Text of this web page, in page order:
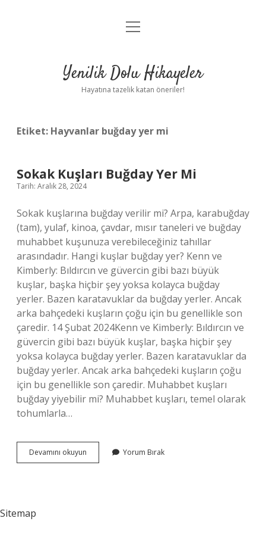
Anasayfa
Yasal Uyarı
menüyü
Yenilik Dolu Hikayeler
Hayatına tazelik katan öneriler!
Etiket: Hayvanlar buğday yer mi
Sokak Kuşları Buğday Yer Mi
Tarih: Aralık 28, 2024
Sokak kuşlarına buğday verilir mi? Arpa, karabuğday
(tam), yulaf, kinoa, çavdar, mısır taneleri ve buğday
muhabbet kuşunuza verebileceğiniz tahıllar
arasındadır. Hangi kuşlar buğday yer? Kenn ve
Kimberly: Bıldırcın ve güvercin gibi bazı büyük
kuşlar, başka hiçbir şey yoksa kolayca buğday
yerler. Bazen karatavuklar da buğday yerler. Ancak
arka bahçedeki kuşların çoğu için bu genellikle son
çaredir. 14 Şubat 2024Kenn ve Kimberly: Bıldırcın ve
güvercin gibi bazı büyük kuşlar, başka hiçbir şey
yoksa kolayca buğday yerler. Bazen karatavuklar da
buğday yerler. Ancak arka bahçedeki kuşların çoğu
için bu genellikle son çaredir. Muhabbet kuşları
buğday yiyebilir mi? Muhabbet kuşları, temel olarak
tohumlarla…
Devamını okuyun
Kuşları
Yorum Bırak
Sitemap